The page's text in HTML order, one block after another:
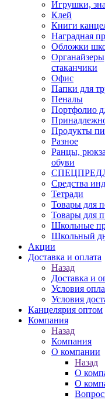
Игрушки,
Клей
Книги
Наградная
Обложки
стаканчики
Офис
Папки для
Пеналы
Портфолио
Продукты
Разное
Ранцы,
обуви
Средства
Тетради
Товары для
Товары для
Школьные
Школьный
Акции
Доставка и оплата
Назад
Доставка и
Условия
Условия
Канцелярия оптом
Компания
Назад
Компания
О компании
Назад
О
О